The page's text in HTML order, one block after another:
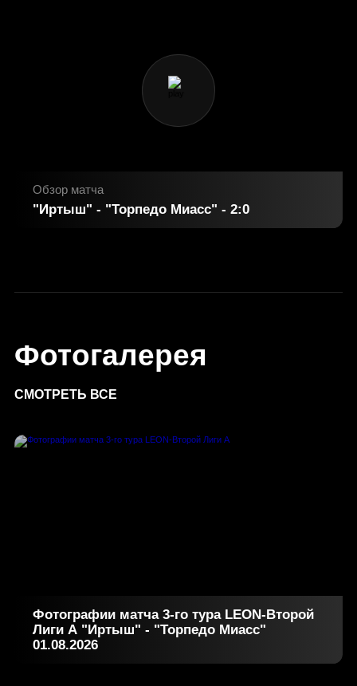
Обзор матча
"Иртыш" - "Торпедо Миасс" - 2:0
Фотогалерея
СМОТРЕТЬ ВСЕ
Фотографии матча 3-го тура LEON-Второй
Лиги А "Иртыш" - "Торпедо Миасс"
01.08.2026